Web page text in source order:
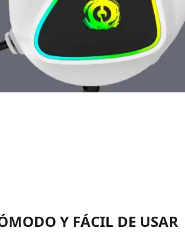
Y FÁCIL DE USAR